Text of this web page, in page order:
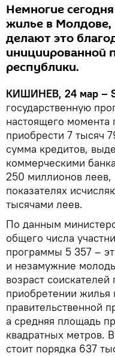
Немногие
жилье в Молдове,
делают это
инициированной
республики.
КИШИНЕВ, 24 мар –
государственную
настоящего
приобрести 7 тысяч
сумма кредитов,
коммерческими
250 миллионов леев,
показателях
тысячами леев.
По данным
общего числа
программы 5 357 –
и незамужние
возраст
приобретении жилья
правительственной
а средняя площадь
квадратных метров.
стоит порядка 637